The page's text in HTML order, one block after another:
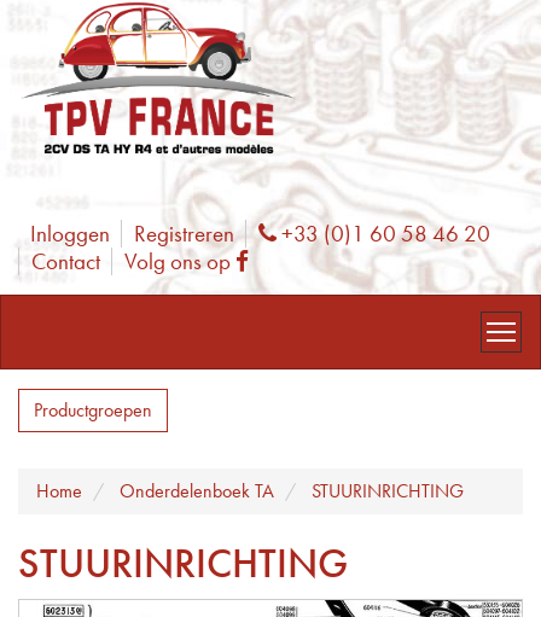
Inloggen Registreren Phone
+33 (0)1 60 58 46 20
Contact
Volg ons op Facebook
Productgroepen
Home Onderdelenboek TA STUURINRICHTING
STUURINRICHTING